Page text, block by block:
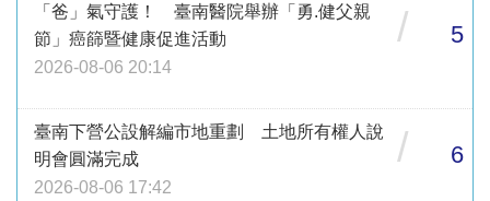
「爸」氣守護！ 臺南醫院舉辦「勇.健父親
節」癌篩暨健康促進活動
2026-08-06 20:14
/ 5
臺南下營公設解編市地重劃 土地所有權人說
明會圓滿完成
2026-08-06 17:42
/ 6